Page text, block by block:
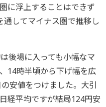
に浮上することはできず
してマイナス圏で推移し
後場に入っても小幅なマ
14時半頃から下げ幅を広
安値をつけました。大引
経平均ですが結局124円安